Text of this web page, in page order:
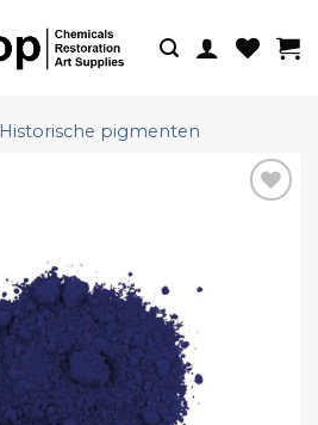
Historische pigmenten